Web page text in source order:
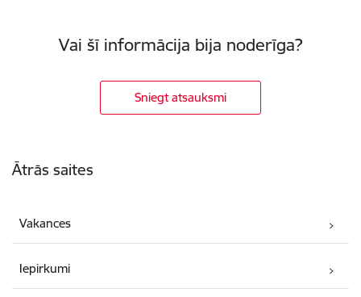
Vai šī informācija bija noderīga?
Sniegt atsauksmi
Ātrās saites
Vakances
Iepirkumi